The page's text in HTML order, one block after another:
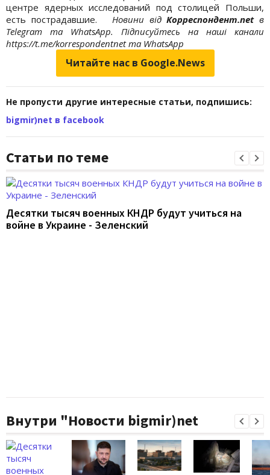
центре ядерных исследований под столицей Польши,
есть пострадавшие. Новини відКорреспондент.netв
Telegram та WhatsApp. Підписуйтесь на наші канали
https://t.me/korrespondentnet та WhatsApp
Читайте нас в Google.News
Не пропусти другие интересные статьи, подпишись:
bigmir)net в facebook
Статьи по теме
Десятки тысяч военных КНДР будут учиться на
войне в Украине - Зеленский
Внутри "Новости bigmir)net